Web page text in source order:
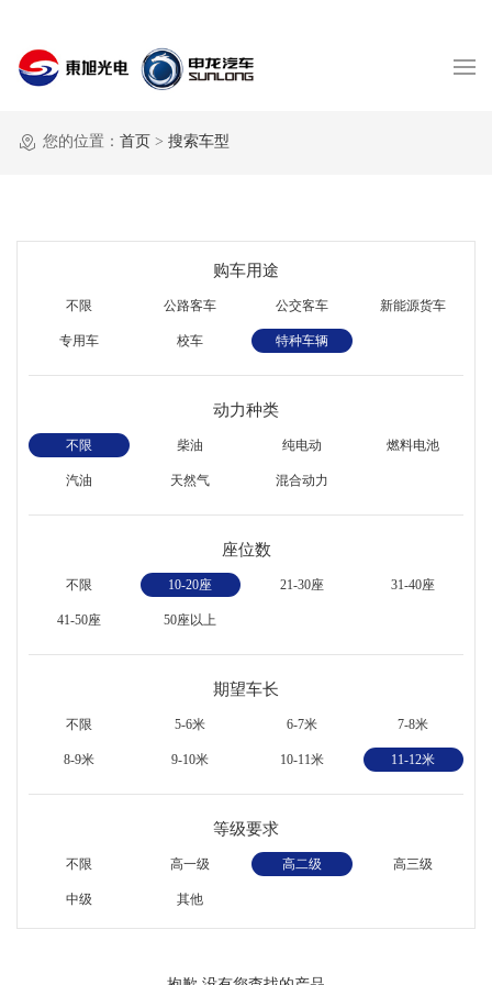
您的位置： 首页 > 搜索车型
购车用途
不限 公路客车 公交客车 新能源货车
专用车 校车 特种车辆
动力种类
不限 柴油 纯电动 燃料电池
汽油 天然气 混合动力
座位数
不限 10-20座 21-30座 31-40座
41-50座 50座以上
期望车长
不限 5-6米 6-7米 7-8米
8-9米 9-10米 10-11米 11-12米
等级要求
不限 高一级 高二级 高三级
中级 其他